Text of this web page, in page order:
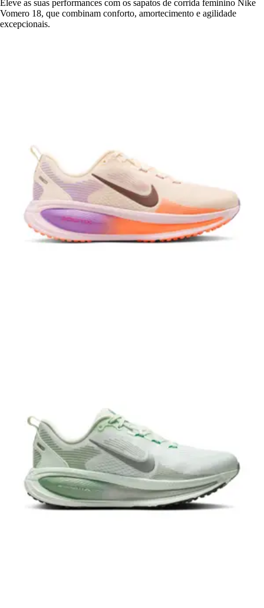
Eleve as suas performances com os sapatos de corrida feminino Nike
Vomero 18, que combinam conforto, amortecimento e agilidade
excepcionais.